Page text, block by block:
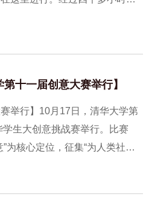
十一届创意大赛举行】
举行】10月17日，清华大学第
生大创意挑战赛举行。比赛
为核心定位，征集“为人类社会